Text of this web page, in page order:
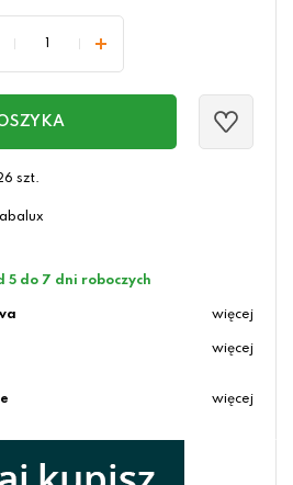
szt.
5 do 7 dni roboczych
więcej
więcej
więcej